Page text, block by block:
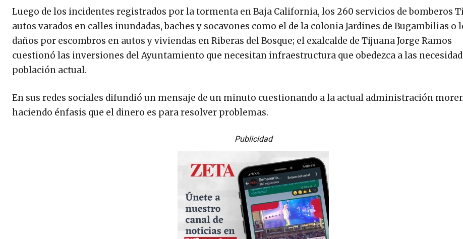
Luego de los incidentes registrados por la tormenta en Baja California, los 260 servicios de bomberos
autos varados en calles inundadas, baches y socavones como el de la colonia Jardines de Bugambilias o
daños por escombros en autos y viviendas en Riberas del Bosque; el exalcalde de Tijuana Jorge Ramos
cuestionó las inversiones del Ayuntamiento que necesitan infraestructura que obedezca a las
población actual.
En sus redes sociales difundió un mensaje de un minuto cuestionando a la actual administración
haciendo énfasis que el dinero es para resolver problemas.
Publicidad